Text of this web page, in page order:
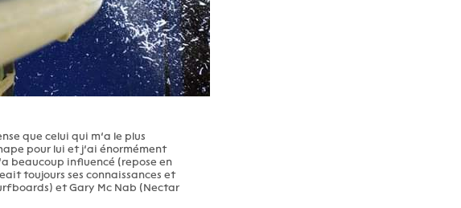
que celui qui m’a le plus
pour lui et j’ai énormément
beaucoup influencé (repose en
toujours ses connaissances et
et Gary Mc Nab (Nectar